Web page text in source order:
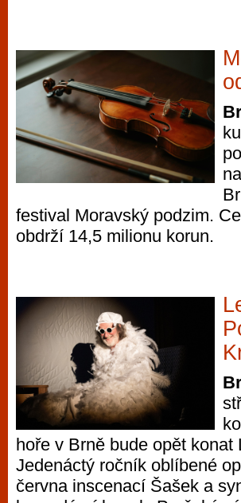
festival Moravský podzim.
obdrží 14,5 milionu korun.
hoře v Brně bude opět
Jedenáctý ročník oblíbené
června inscenací Šašek a